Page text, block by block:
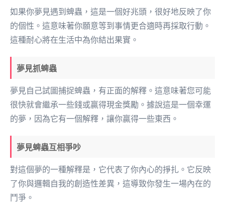
如果你夢見遇到蜱蟲，這是一個好兆頭，很好地反映了你
的個性。這意味著你願意等到事情更合適時再採取行動。
這種耐心將在生活中為你結出果實。
夢見抓蜱蟲
夢見自己試圖捕捉蜱蟲，有正面的解釋。這意味著您可能
很快就會繼承一些錢或贏得現金獎勵。據說這是一個幸運
的夢，因為它有一個解釋，讓你贏得一些東西。
夢見蜱蟲互相爭吵
對這個夢的一種解釋是，它代表了你內心的掙扎。它反映
了你與邏輯自我的創造性差異，這導致你發生一場內在的
鬥爭。